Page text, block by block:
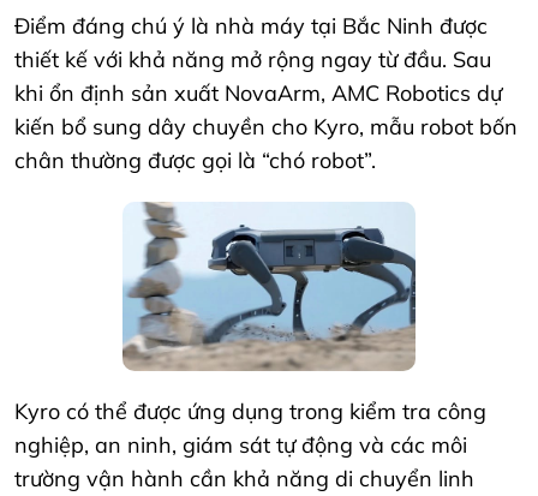
Điểm đáng chú ý là nhà máy tại Bắc Ninh được
thiết kế với khả năng mở rộng ngay từ đầu. Sau
khi ổn định sản xuất NovaArm, AMC Robotics dự
kiến bổ sung dây chuyền cho Kyro, mẫu robot bốn
chân thường được gọi là “chó robot”.
Kyro có thể được ứng dụng trong kiểm tra công
nghiệp, an ninh, giám sát tự động và các môi
trường vận hành cần khả năng di chuyển linh